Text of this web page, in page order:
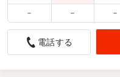
初めて注文しましたが、
4.0
先日、撮影用のお弁当を
－ － －
電話する